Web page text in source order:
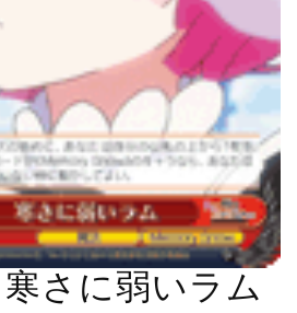
寒さに弱いラム